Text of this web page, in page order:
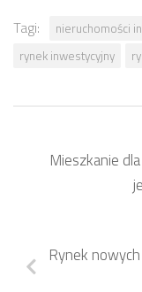
Tagi: nieruchomości
rynek inwestycyjny
Mieszkanie
Rynek